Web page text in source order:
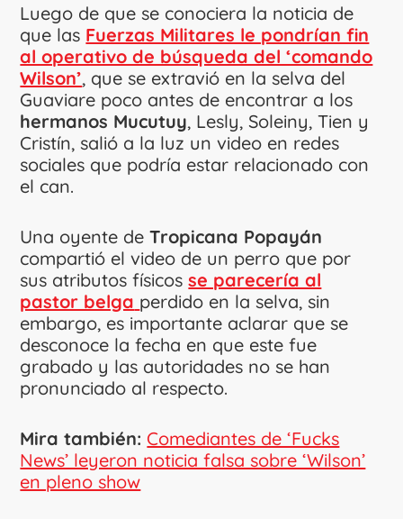
Luego de que se conociera la noticia de
que las Fuerzas Militares le pondrían fin
al operativo de búsqueda del ‘comando
Wilson’, que se extravió en la selva del
Guaviare poco antes de encontrar a los
hermanos Mucutuy, Lesly, Soleiny, Tien y
Cristín, salió a la luz un video en redes
sociales que podría estar relacionado con
el can.
Una oyente deTropicana Popayán
compartió el video de un perro que por
sus atributos físicosse parecería al
pastor belga perdido en la selva, sin
embargo, es importante aclarar que se
desconoce la fecha en que este fue
grabado y las autoridades no se han
pronunciado al respecto.
Mira también: Comediantes de ‘Fucks
News’ leyeron noticia falsa sobre ‘Wilson’
en pleno show